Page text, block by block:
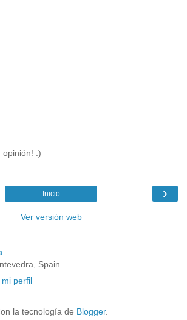
opinión! :)
›
Inicio
Ver versión web
Spain
perfil
la tecnología de Blogger.